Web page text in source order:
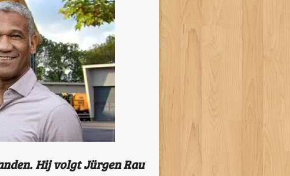
Hij volgt Jürgen Rau